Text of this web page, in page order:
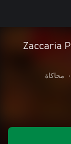
Zaccaria
• محاكاة